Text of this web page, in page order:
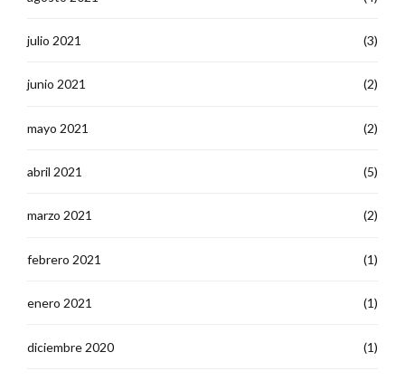
julio 2021 (3)
junio 2021 (2)
mayo 2021 (2)
abril 2021 (5)
marzo 2021 (2)
febrero 2021 (1)
enero 2021 (1)
diciembre 2020 (1)